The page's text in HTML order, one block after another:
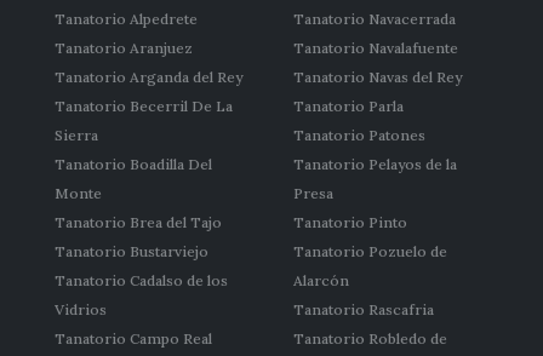
Tanatorio Alpedrete
Tanatorio Aranjuez
Tanatorio Arganda del Rey
Tanatorio Becerril De La
Sierra
Tanatorio Boadilla Del
Monte
Tanatorio Brea del Tajo
Tanatorio Bustarviejo
Tanatorio Cadalso de los
Vidrios
Tanatorio Campo Real
Tanatorio Navacerrada
Tanatorio Navalafuente
Tanatorio Navas del Rey
Tanatorio Parla
Tanatorio Patones
Tanatorio Pelayos de la
Presa
Tanatorio Pinto
Tanatorio Pozuelo de
Alarcón
Tanatorio Rascafria
Tanatorio Robledo de